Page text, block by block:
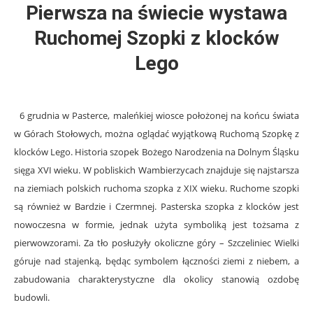
Pierwsza na świecie wystawa
Ruchomej Szopki z klocków
Lego
6 grudnia w Pasterce, maleńkiej wiosce położonej na końcu świata
w Górach Stołowych, można oglądać wyjątkową Ruchomą Szopkę z
klocków Lego. Historia szopek Bożego Narodzenia na Dolnym Śląsku
sięga XVI wieku. W pobliskich Wambierzycach znajduje się najstarsza
na ziemiach polskich ruchoma szopka z XIX wieku. Ruchome szopki
są również w Bardzie i Czermnej. Pasterska szopka z klocków jest
nowoczesna w formie, jednak użyta symboliką jest tożsama z
pierwowzorami. Za tło posłużyły okoliczne góry – Szczeliniec Wielki
góruje nad stajenką, będąc symbolem łączności ziemi z niebem, a
zabudowania charakterystyczne dla okolicy stanowią ozdobę
budowli.